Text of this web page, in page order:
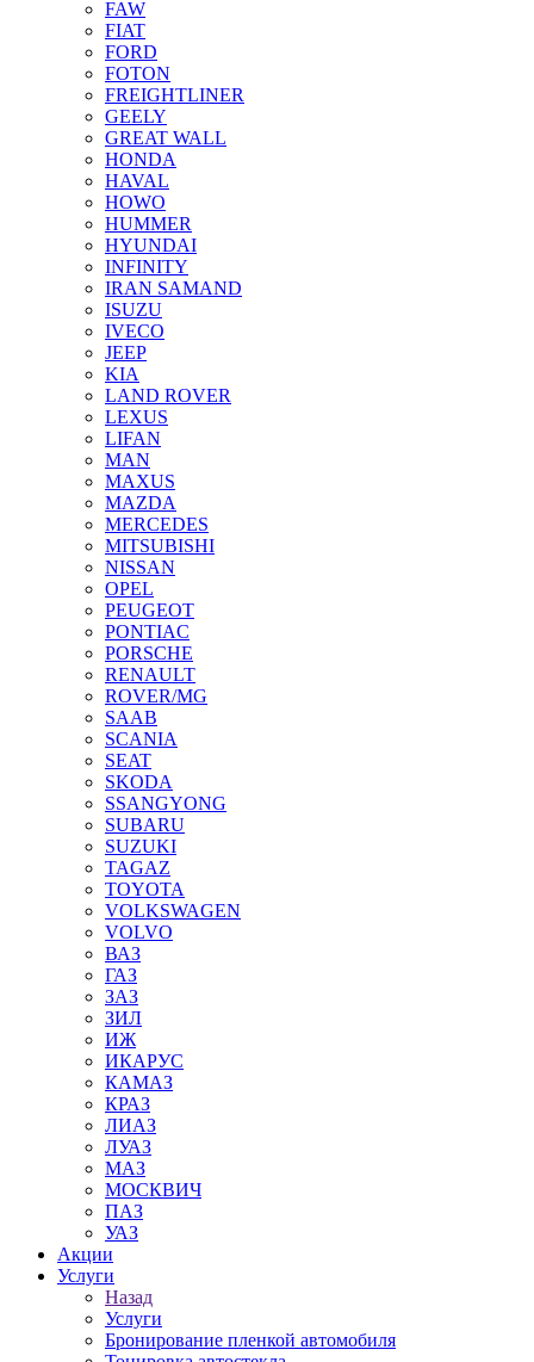
FAW
FIAT
FORD
FOTON
FREIGHTLINER
GEELY
GREAT WALL
HONDA
HAVAL
HOWO
HUMMER
HYUNDAI
INFINITY
IRAN SAMAND
ISUZU
IVECO
JEEP
KIA
LAND ROVER
LEXUS
LIFAN
MAN
MAXUS
MAZDA
MERCEDES
MITSUBISHI
NISSAN
OPEL
PEUGEOT
PONTIAC
PORSCHE
RENAULT
ROVER/MG
SAAB
SCANIA
SEAT
SKODA
SSANGYONG
SUBARU
SUZUKI
TAGAZ
TOYOTA
VOLKSWAGEN
VOLVO
ВАЗ
ГАЗ
ЗАЗ
ЗИЛ
ИЖ
ИКАРУС
КАМАЗ
КРАЗ
ЛИАЗ
ЛУАЗ
МАЗ
МОСКВИЧ
ПАЗ
УАЗ
Акции
Услуги
Назад
Услуги
Бронирование пленкой автомобиля